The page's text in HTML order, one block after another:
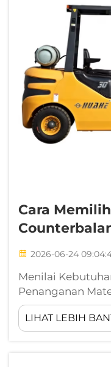
Cara
2026-06-24
Menilai
Penanganan
counterbalance
meninjau
harga. Proses ini
LIHAT LEBIH